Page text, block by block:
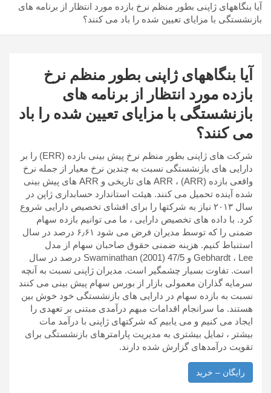
آیا بنگاههای ژاپنی بطور منظم نرخ بازده مورد انتظار از برنامه های
بازنشستگی با مزایای تعیین شده را باد می کنند؟
آیا بنگاههای ژاپنی بطور منظم نرخ
بازده مورد انتظار از برنامه های
بازنشستگی با مزایای تعیین شده را باد
می کنند؟
شرکت های ژاپنی بطور منظم نرخ پیش بینی بازده (ERR) را بر
دارایی های بازنشستگی نسبت به چندین نرخ معیار از جمله نرخ
واقعی بازده (ARR) ، ARR های تاریخی و ARR های پیش بینی
شده آینده تحمیل می کنند. هیئت استاندارد حسابداری ژاپن در
سال ۲۰۱۳ نیاز به شرکتها را برای افشای تخصیص دارایی شروع
کرد. با داده های تخصیص دارایی ، ما می توانیم بازده سهام
ضمنی را که توسط مدیران فرض می شود ۶٫۶۱ درصد در سال
استنباط کنیم. هزینه ضمنی حقوق صاحبان سهام از مدل
Gebhardt ، Lee و Swaminathan (2001) 47/5 درصد در سال
است. تفاوت بسیار چشمگیر است. مدیران ژاپنی نسبت به آنچه
سرمایه گذاران معمولی بازار از بورس سهام پیش بینی می کنند
نسبت به بازده سهام در دارایی های بازنشستگی خود خوش بین
هستند. ما سرانجام اقدامات مبهم درآمدی مبتنی بر تعهدی را
ایجاد می کنیم و می یابیم که شرکتهای ژاپنی با درآمد مات
بیشتر ، تمایل بیشتری به مدیریت پارامترهای بازنشستگی برای
تقویت درآمدهای گزارش شده دارند.
رایگان – خرید